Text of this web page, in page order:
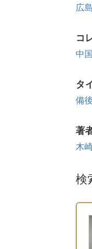
広
コ
中
タ
備
著
木
検